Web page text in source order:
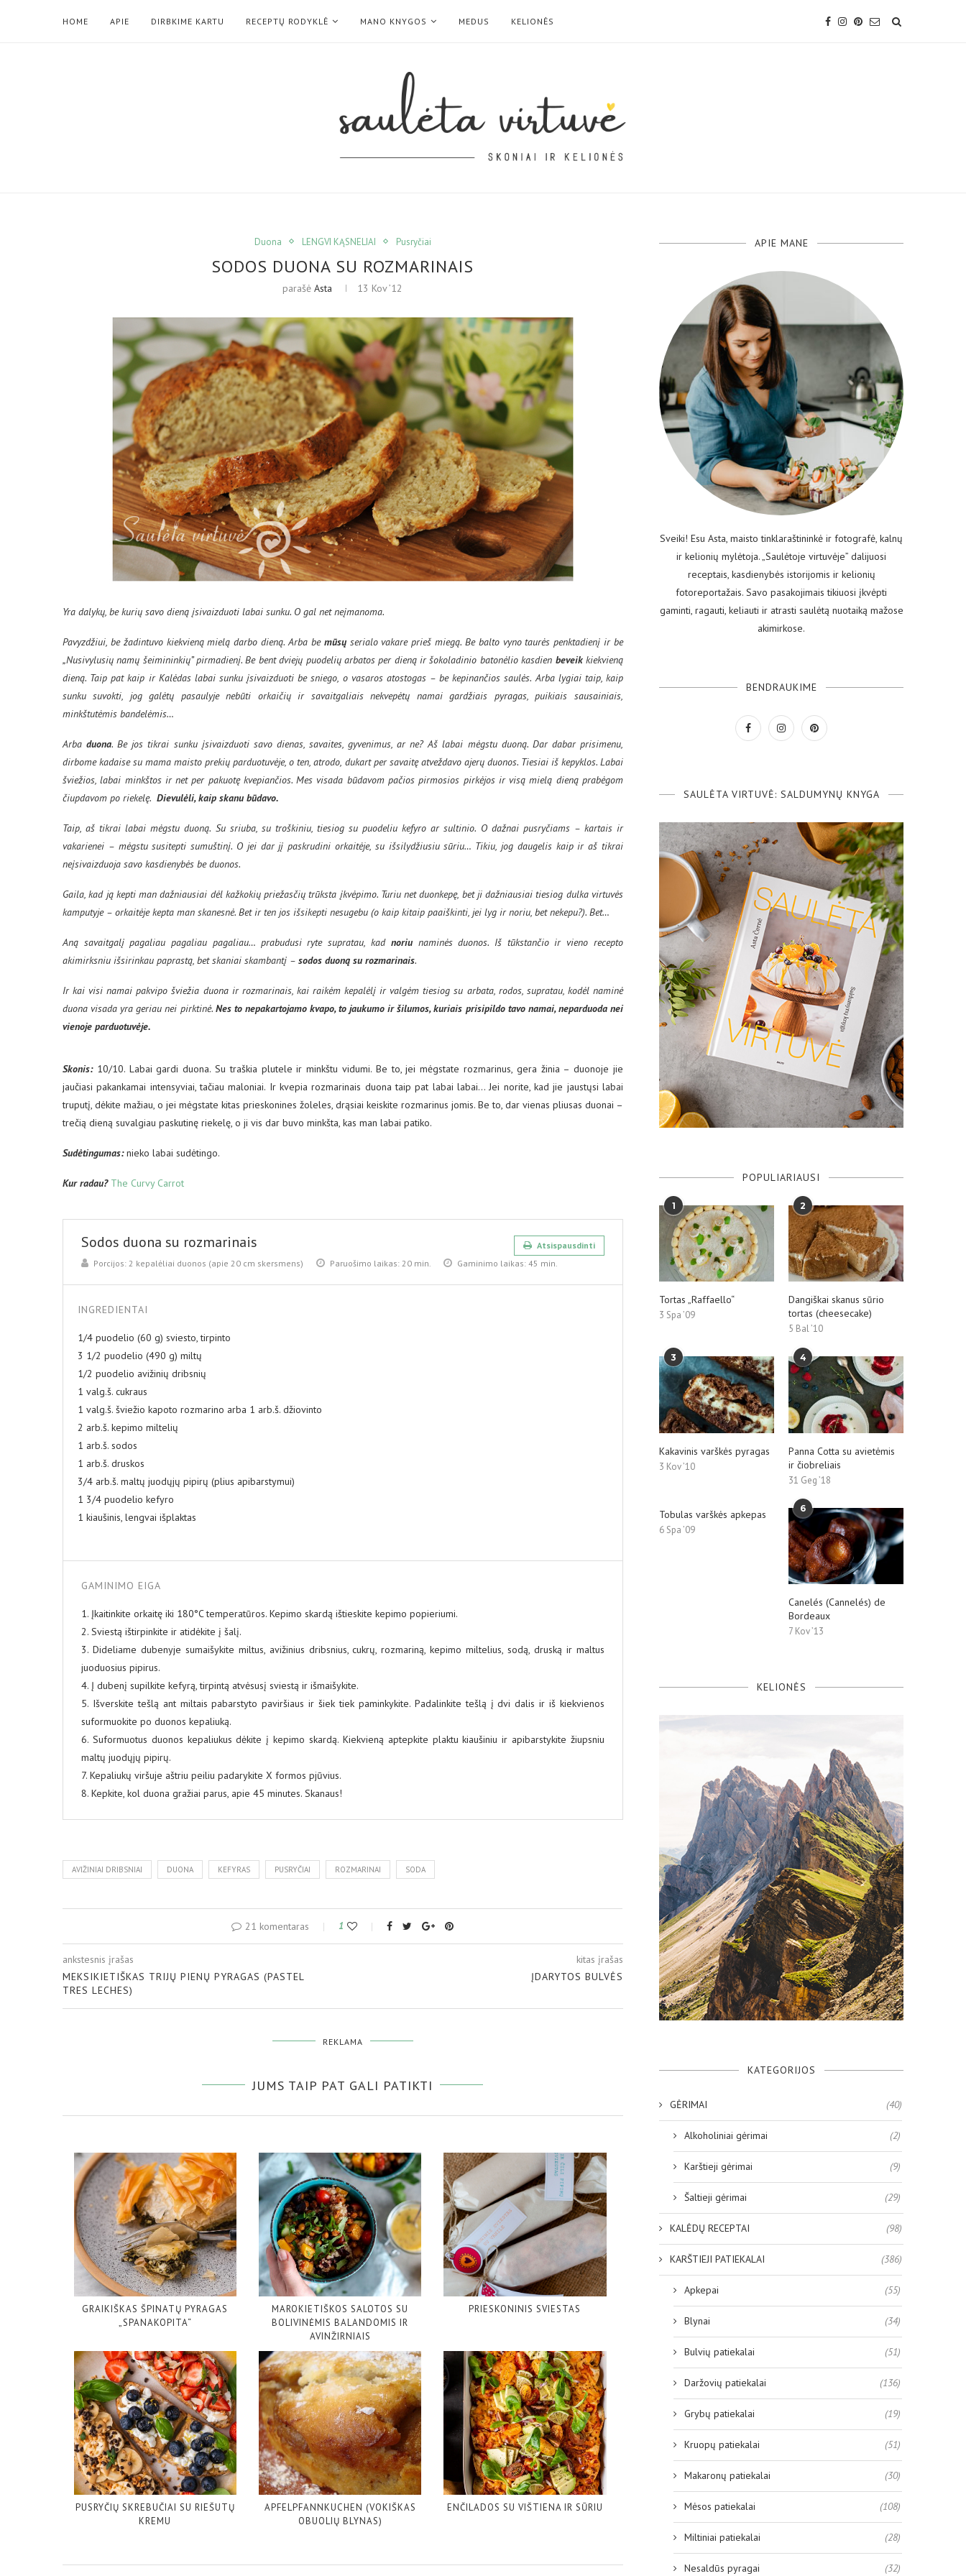
HOME APIE DIRBKIME KARTU RECEPTŲ RODYKLĖ MANO KNYGOS MEDUS KELIONĖS
Duona LENGVI KĄSNELIAI Pusryčiai
SODOS DUONA SU ROZMARINAIS
parašėAsta 13 Kov ’12
Yra dalykų, be kurių savo dieną įsivaizduoti labai sunku. O gal net neįmanoma.
Pavyzdžiui, be žadintuvo kiekvieną mielą darbo dieną. Arba be mūsų serialo vakare prieš miegą. Be balto vyno taurės penktadienį ir be
„Nusivylusių namų šeimininkių” pirmadienį. Be bent dviejų puodelių arbatos per dieną ir šokoladinio batonėlio kasdien beveik kiekvieną
dieną. Taip pat kaip ir Kalėdas labai sunku įsivaizduoti be sniego, o vasaros atostogas – be kepinančios saulės. Arba lygiai taip, kaip
sunku suvokti, jog galėtų pasaulyje nebūti orkaičių ir savaitgaliais nekvepėtų namai gardžiais pyragas, puikiais sausainiais,
minkštutėmis bandelėmis…
Arbaduona. Be jos tikrai sunku įsivaizduoti savo dienas, savaites, gyvenimus, ar ne? Aš labai mėgstu duoną. Dar dabar prisimenu,
dirbome kadaise su mama maisto prekių parduotuvėje, o ten, atrodo, dukart per savaitę atveždavo ajerų duonos. Tiesiai iš kepyklos. Labai
šviežios, labai minkštos ir net per pakuotę kvepiančios. Mes visada būdavom pačios pirmosios pirkėjos ir visą mielą dieną prabėgom
čiupdavom po riekelę. Dievulėli, kaip skanu būdavo.
Taip, aš tikrai labai mėgstu duoną. Su sriuba, su troškiniu, tiesiog su puodeliu kefyro ar sultinio. O dažnai pusryčiams – kartais ir
vakarienei – mėgstu susitepti sumuštinį. O jei dar jį paskrudini orkaitėje, su išsilydžiusiu sūriu… Tikiu, jog daugelis kaip ir aš tikrai
neįsivaizduoja savo kasdienybės be duonos.
Gaila, kad ją kepti man dažniausiai dėl kažkokių priežasčių trūksta įkvėpimo. Turiu net duonkepę, bet ji dažniausiai tiesiog dulka virtuvės
kamputyje – orkaitėje kepta man skanesnė. Bet ir ten jos išsikepti nesugebu (o kaip kitaip paaiškinti, jei lyg ir noriu, bet nekepu?). Bet…
Aną savaitgalį pagaliau pagaliau pagaliau… prabudusi ryte supratau, kad noriu naminės duonos. Iš tūkstančio ir vieno recepto
akimirksniu išsirinkau paprastą, bet skaniai skambantį – sodos duoną su rozmarinais.
Ir kai visi namai pakvipo šviežia duona ir rozmarinais, kai raikėm kepalėlį ir valgėm tiesiog su arbata, rodos, supratau, kodėl naminė
duona visada yra geriau nei pirktinė. Nes to nepakartojamo kvapo, to jaukumo ir šilumos, kuriais prisipildo tavo namai, neparduoda nei
vienoje parduotuvėje.
Skonis:10/10. Labai gardi duona. Su traškia plutele ir minkštu vidumi. Be to, jei mėgstate rozmarinus, gera žinia – duonoje jie
jaučiasi pakankamai intensyviai, tačiau maloniai. Ir kvepia rozmarinais duona taip pat labai labai… Jei norite, kad jie jaustųsi labai
truputį, dėkite mažiau, o jei mėgstate kitas prieskonines žoleles, drąsiai keiskite rozmarinus jomis. Be to, dar vienas pliusas duonai –
trečią dieną suvalgiau paskutinę riekelę, o ji vis dar buvo minkšta, kas man labai patiko.
Sudėtingumas:nieko labai sudėtingo.
Kur radau? The Curvy Carrot
Sodos duona su rozmarinais
Atsispausdinti
Porcijos: 2 kepalėliai duonos (apie 20 cm skersmens) Paruošimo laikas: 20 min. Gaminimo laikas: 45 min.
INGREDIENTAI
1/4 puodelio (60 g) sviesto, tirpinto
3 1/2 puodelio (490 g) miltų
1/2 puodelio avižinių dribsnių
1 valg.š. cukraus
1 valg.š. šviežio kapoto rozmarino arba 1 arb.š. džiovinto
2 arb.š. kepimo miltelių
1 arb.š. sodos
1 arb.š. druskos
3/4 arb.š. maltų juodųjų pipirų (plius apibarstymui)
1 3/4 puodelio kefyro
1 kiaušinis, lengvai išplaktas
GAMINIMO EIGA
1. Įkaitinkite orkaitę iki 180°C temperatūros. Kepimo skardą ištieskite kepimo popieriumi.
2. Sviestą ištirpinkite ir atidėkite į šalį.
3. Dideliame dubenyje sumaišykite miltus, avižinius dribsnius, cukrų, rozmariną, kepimo miltelius, sodą, druską ir maltus
juoduosius pipirus.
4. Į dubenį supilkite kefyrą, tirpintą atvėsusį sviestą ir išmaišykite.
5. Išverskite tešlą ant miltais pabarstyto paviršiaus ir šiek tiek paminkykite. Padalinkite tešlą į dvi dalis ir iš kiekvienos
suformuokite po duonos kepaliuką.
6. Suformuotus duonos kepaliukus dėkite į kepimo skardą. Kiekvieną aptepkite plaktu kiaušiniu ir apibarstykite žiupsniu
maltų juodųjų pipirų.
7. Kepaliukų viršuje aštriu peiliu padarykite X formos pjūvius.
8. Kepkite, kol duona gražiai parus, apie 45 minutes. Skanaus!
AVIŽINIAI DRIBSNIAI DUONA KEFYRAS PUSRYČIAI ROZMARINAI SODA
21 komentaras 1
ankstesnis įrašas
MEKSIKIETIŠKAS TRIJŲ PIENŲ PYRAGAS (PASTEL
TRES LECHES)
kitas įrašas
ĮDARYTOS BULVĖS
REKLAMA
JUMS TAIP PAT GALI PATIKTI
GRAIKIŠKAS ŠPINATŲ PYRAGAS
„SPANAKOPITA“
MAROKIETIŠKOS SALOTOS SU
BOLIVINĖMIS BALANDOMIS IR
AVINŽIRNIAIS
PRIESKONINIS SVIESTAS
PUSRYČIŲ SKREBUČIAI SU RIEŠUTŲ
KREMU
APFELPFANNKUCHEN (VOKIŠKAS
OBUOLIŲ BLYNAS)
ENČILADOS SU VIŠTIENA IR SŪRIU
APIE MANE
Sveiki! Esu Asta, maisto tinklaraštininkė ir fotografė, kalnų
ir kelionių mylėtoja. „Saulėtoje virtuvėje” dalijuosi
receptais, kasdienybės istorijomis ir kelionių
fotoreportažais. Savo pasakojimais tikiuosi įkvėpti
gaminti, ragauti, keliauti ir atrasti saulėtą nuotaiką mažose
akimirkose.
BENDRAUKIME
SAULĖTA VIRTUVĖ: SALDUMYNŲ KNYGA
POPULIARIAUSI
1
Tortas „Raffaello“
3 Spa ’09
2
Dangiškai skanus sūrio
tortas (cheesecake)
5 Bal ’10
3
Kakavinis varškės pyragas
3 Kov ’10
4
Panna Cotta su avietėmis
ir čiobreliais
31 Geg ’18
Tobulas varškės apkepas
6 Spa ’09
6
Canelés (Cannelés) de
Bordeaux
7 Kov ’13
KELIONĖS
KATEGORIJOS
GĖRIMAI (40)
Alkoholiniai gėrimai (2)
Karštieji gėrimai (9)
Šaltieji gėrimai (29)
KALĖDŲ RECEPTAI (98)
KARŠTIEJI PATIEKALAI (386)
Apkepai (55)
Blynai (34)
Bulvių patiekalai (51)
Daržovių patiekalai (136)
Grybų patiekalai (19)
Kruopų patiekalai (51)
Makaronų patiekalai (30)
Mėsos patiekalai (108)
Miltiniai patiekalai (28)
Nesaldūs pyragai (32)